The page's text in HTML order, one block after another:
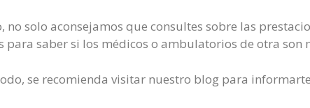
no solo aconsejamos que consultes sobre las
para saber si los médicos o ambulatorios de otra son
se recomienda visitar nuestro blog para